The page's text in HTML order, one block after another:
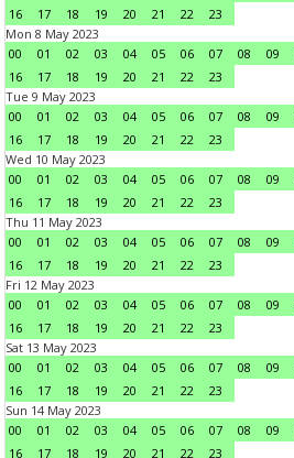
16
17 18 19 20 21 22
23
Mon 8 May 2023
00
01 02 03 04 05 06 07 08 09
16
17 18 19 20 21 22
23
Tue 9 May 2023
00
01 02 03 04 05 06 07 08 09
16
17 18 19 20 21 22
23
Wed 10 May 2023
00
01 02 03 04 05 06 07 08 09
16
17 18 19 20 21 22
23
Thu 11 May 2023
00
01 02 03 04 05 06 07 08 09
16
17 18 19 20 21 22
23
Fri 12 May 2023
00
01 02 03 04 05 06 07 08 09
16
17 18 19 20 21 22
23
Sat 13 May 2023
00
01 02 03 04 05 06 07 08 09
16
17 18 19 20 21 22
23
Sun 14 May 2023
00
01 02 03 04 05 06 07 08 09
16
17 18 19 20 21 22 23